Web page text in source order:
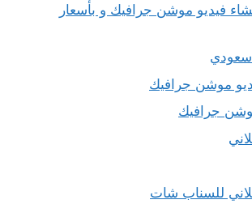
فيديو موشن جرافيك و بأسعار
موشن جرافيك
جرافيك
للسناب شات